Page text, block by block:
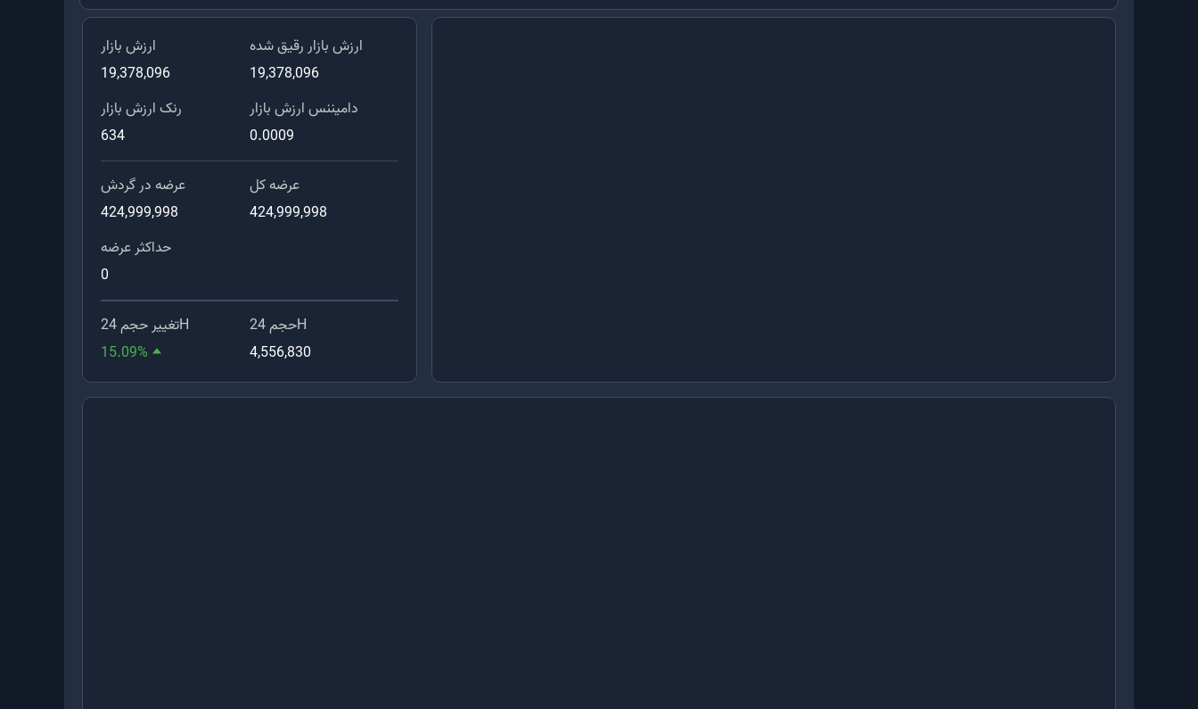
ارزش بازار
19,378,096
ارزش بازار رقیق شده
19,378,096
رنک ارزش بازار
634
دامیننس ارزش بازار
0.0009
عرضه در گردش
424,999,998
عرضه کل
424,999,998
حداکثر عرضه
0
تغییر حجم 24H
15.09%
حجم 24H
4,556,830